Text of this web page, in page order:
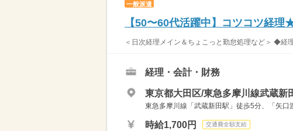
一般派遣
【50〜60代活躍中】コツコツ経
＜日次経理メイン＆ちょこっと勤怠処理など＞ ◆経
経理・会計・財務
東京都大田区/東急多摩川線武蔵新
東急多摩川線「武蔵新田駅」徒歩5分、「矢
時給1,700円 交通費全額支給